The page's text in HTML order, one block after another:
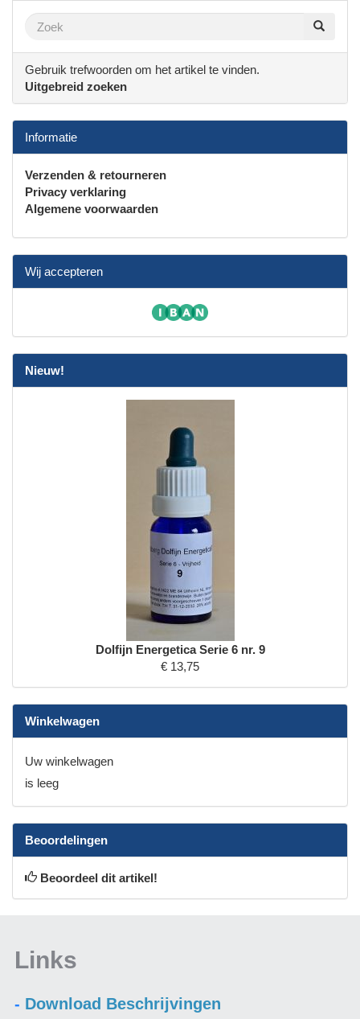
Gebruik trefwoorden om het artikel te vinden.
Uitgebreid zoeken
Informatie
Verzenden & retourneren
Privacy verklaring
Algemene voorwaarden
Wij accepteren
Nieuw!
Dolfijn Energetica Serie 6 nr. 9
€ 13,75
Winkelwagen
Uw winkelwagen
is leeg
Beoordelingen
Beoordeel dit artikel!
Links
- Download Beschrijvingen